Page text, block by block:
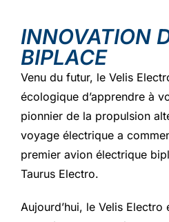
INNOVATION
BIPLACE
Venu du futur, le Velis
écologique d’apprendre à
pionnier de la propulsion
voyage électrique a
premier avion électrique
Taurus Electro.
Aujourd’hui, le Velis